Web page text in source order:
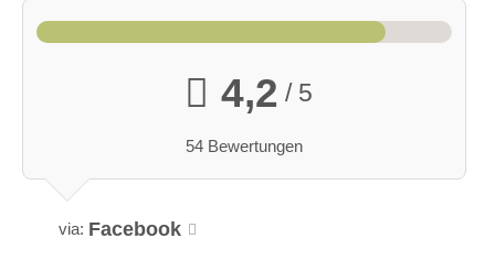
4,2 / 5
54 Bewertungen
via: Facebook